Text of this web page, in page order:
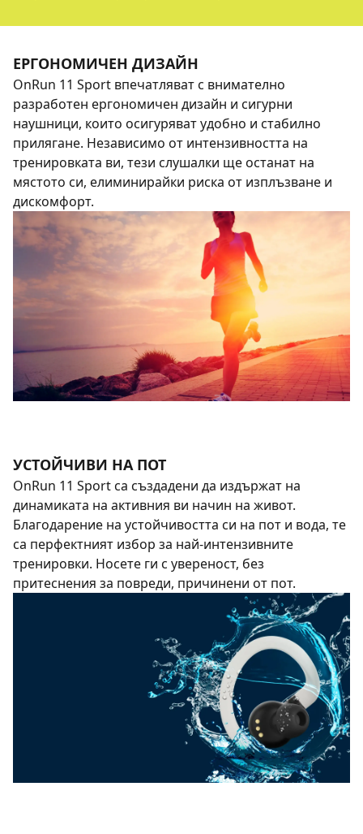
ЕРГОНОМИЧЕН ДИЗАЙН
OnRun 11 Sport впечатляват с внимателно
разработен ергономичен дизайн и сигурни
наушници, които осигуряват удобно и стабилно
прилягане. Независимо от интензивността на
тренировката ви, тези слушалки ще останат на
мястото си, елиминирайки риска от изплъзване и
дискомфорт.
УСТОЙЧИВИ НА ПОТ
OnRun 11 Sport са създадени да издържат на
динамиката на активния ви начин на живот.
Благодарение на устойчивостта си на пот и вода, те
са перфектният избор за най-интензивните
тренировки. Носете ги с увереност, без
притеснения за повреди, причинени от пот.